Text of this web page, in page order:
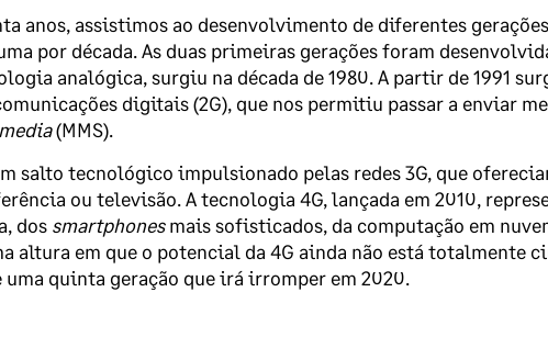
anos, assistimos ao desenvolvimento de diferentes
por década. As duas primeiras gerações foram
analógica, surgiu na década de 1980. A partir de 1991
digitais (2G), que nos permitiu passar a enviar
(MMS).
salto tecnológico impulsionado pelas redes 3G, que
ou televisão. A tecnologia 4G, lançada em 2010,
dos smartphonesmais sofisticados, da computação em
altura em que o potencial da 4G ainda não está totalmente
uma quinta geração que irá irromper em 2020.